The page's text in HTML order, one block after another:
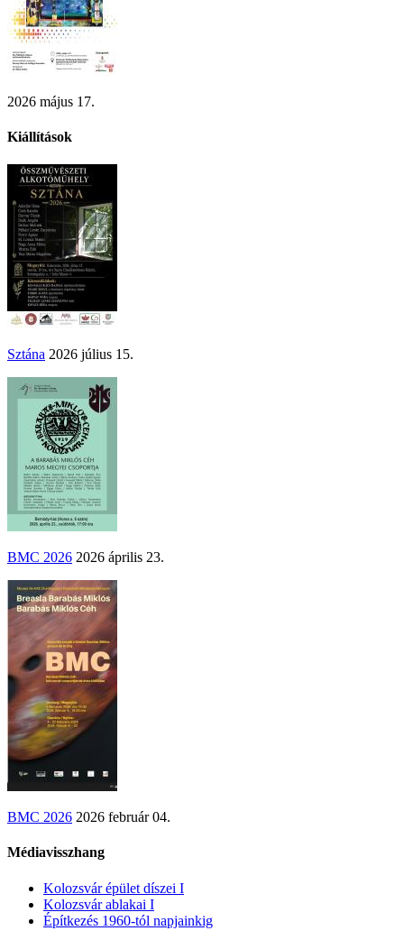
2026 május 17.
Kiállítások
Sztána 2026 július 15.
BMC 2026 2026 április 23.
BMC 2026 2026 február 04.
Médiavisszhang
Kolozsvár épület díszei I
Kolozsvár ablakai I
Építkezés 1960-tól napjainkig